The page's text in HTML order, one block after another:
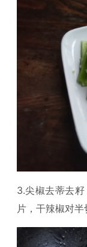
3.尖椒去蒂去
片，干辣椒对半